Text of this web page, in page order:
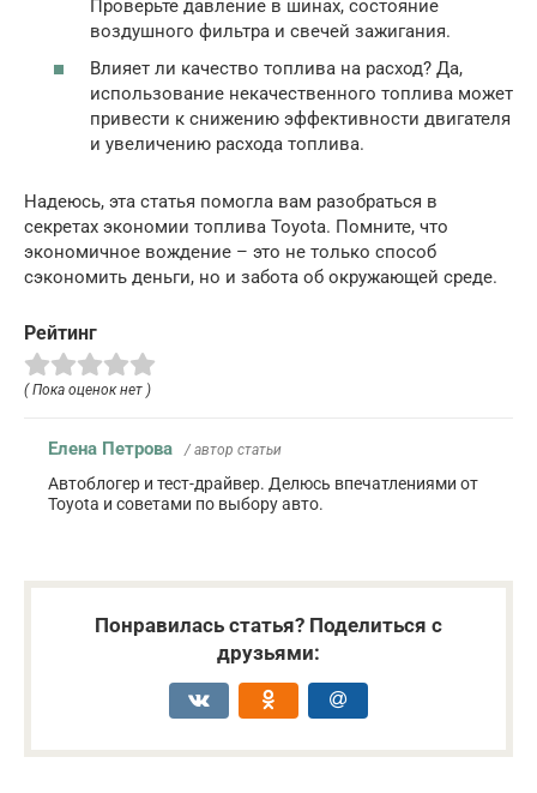
Проверьте давление в шинах, состояние
воздушного фильтра и свечей зажигания.
Влияет ли качество топлива на расход? Да,
использование некачественного топлива может
привести к снижению эффективности двигателя
и увеличению расхода топлива.
Надеюсь, эта статья помогла вам разобраться в
секретах экономии топлива Toyota. Помните, что
экономичное вождение – это не только способ
сэкономить деньги, но и забота об окружающей среде.
Рейтинг
( Пока оценок нет )
Елена Петрова / автор статьи
Автоблогер и тест-драйвер. Делюсь впечатлениями от
Toyota и советами по выбору авто.
Понравилась статья? Поделиться с
друзьями: